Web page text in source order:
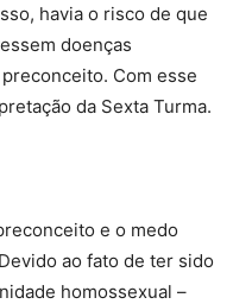
havia o risco de que
doenças
Com esse
da Sexta Turma.
e o medo
ao fato de ter sido
homossexual –